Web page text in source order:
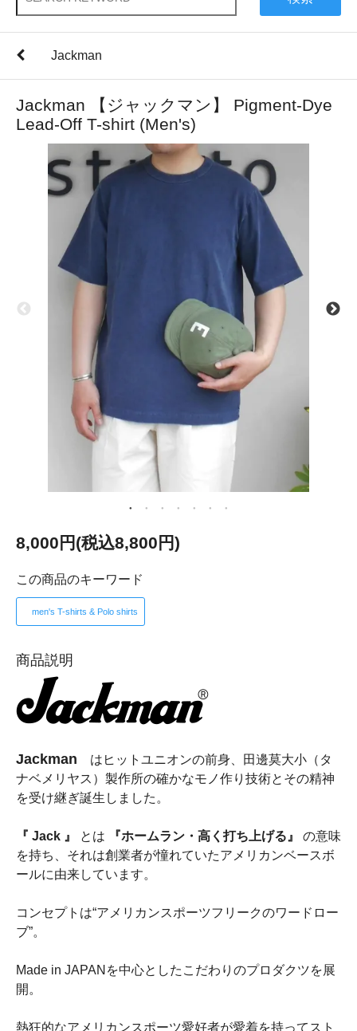
Jackman
Jackman 【ジャックマン】 Pigment-Dye
Lead-Off T-shirt (Men's)
8,000円(税込8,800円)
この商品のキーワード
men's T-shirts & Polo shirts
商品説明
Jackman はヒットユニオンの前身、田邊莫大小（タ
ナベメリヤス）製作所の確かなモノ作り技術とその精神
を受け継ぎ誕生しました。
『 Jack 』 とは 『ホームラン・高く打ち上げる』
の意味
を持ち、それは創業者が憧れていたアメリカンベースボ
ールに由来しています。
コンセプトは“アメリカンスポーツフリークのワードロー
ブ”。
Made in JAPANを中心としたこだわりのプロダクツを展
開。
熱狂的なアメリカンスポーツ愛好者が愛着を持ってスト